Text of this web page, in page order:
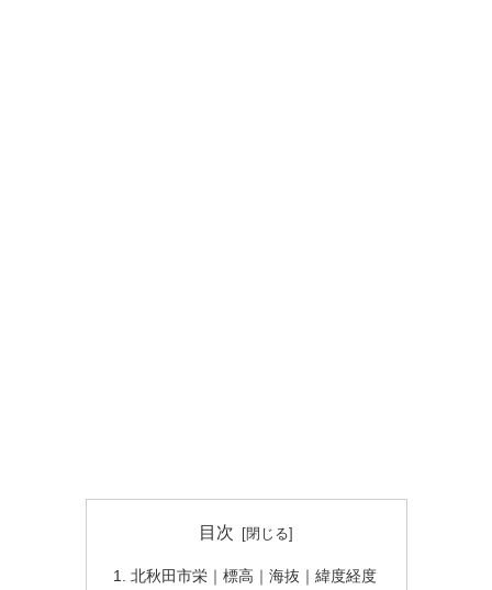
目次
北秋田市栄｜標高｜海抜｜緯度経度